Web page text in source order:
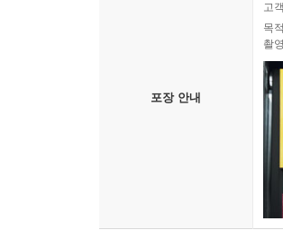
포장 안내
고
목
촬